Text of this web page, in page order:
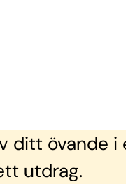
ditt övande i
utdrag.